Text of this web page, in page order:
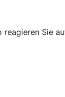
Sie